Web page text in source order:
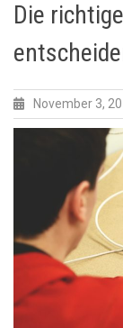
Die
November 3,